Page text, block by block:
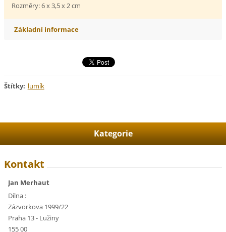
Rozměry: 6 x 3,5 x 2 cm
Základní informace
Štítky: lumík
Kategorie
Kontakt
Jan Merhaut
Dílna :
Zázvorkova 1999/22
Praha 13 - Lužiny
155 00